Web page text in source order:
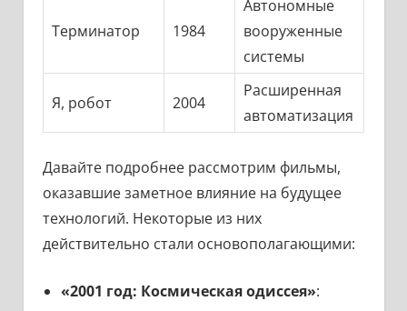
Терминатор 1984
Автономные
вооруженные
системы
Я, робот 2004
Расширенная
автоматизация
Давайте подробнее рассмотрим фильмы,
оказавшие заметное влияние на будущее
технологий. Некоторые из них
действительно стали основополагающими:
«2001 год: Космическая одиссея»: